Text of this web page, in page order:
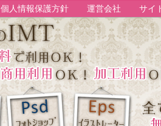
個人情報保護方針 運営会社 サイ